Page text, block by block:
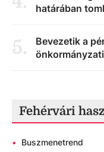
határában
5.
Bevezetik a
Fehérvári
• Buszmenetrend